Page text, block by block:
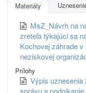
Materiály
MsZ_Návrh na
zreteľa týkajúci sa
Kochovej záhrade
neziskovej
Prílohy
Výpis uznesenia
správu a